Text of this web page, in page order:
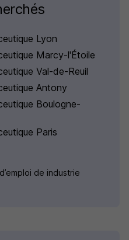
Lyon
Marcy-l'Étoile
Val-de-Reuil
Antony
Boulogne-
Paris
de industrie